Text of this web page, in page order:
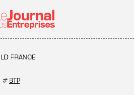
FRANCE
# BTP